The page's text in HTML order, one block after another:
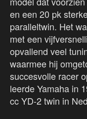
en een 20 pk
paralleltwin. Het
met een
opvallend veel
waarmee hij
succesvolle racer
leerde Yamaha in
cc YD-2 twin in